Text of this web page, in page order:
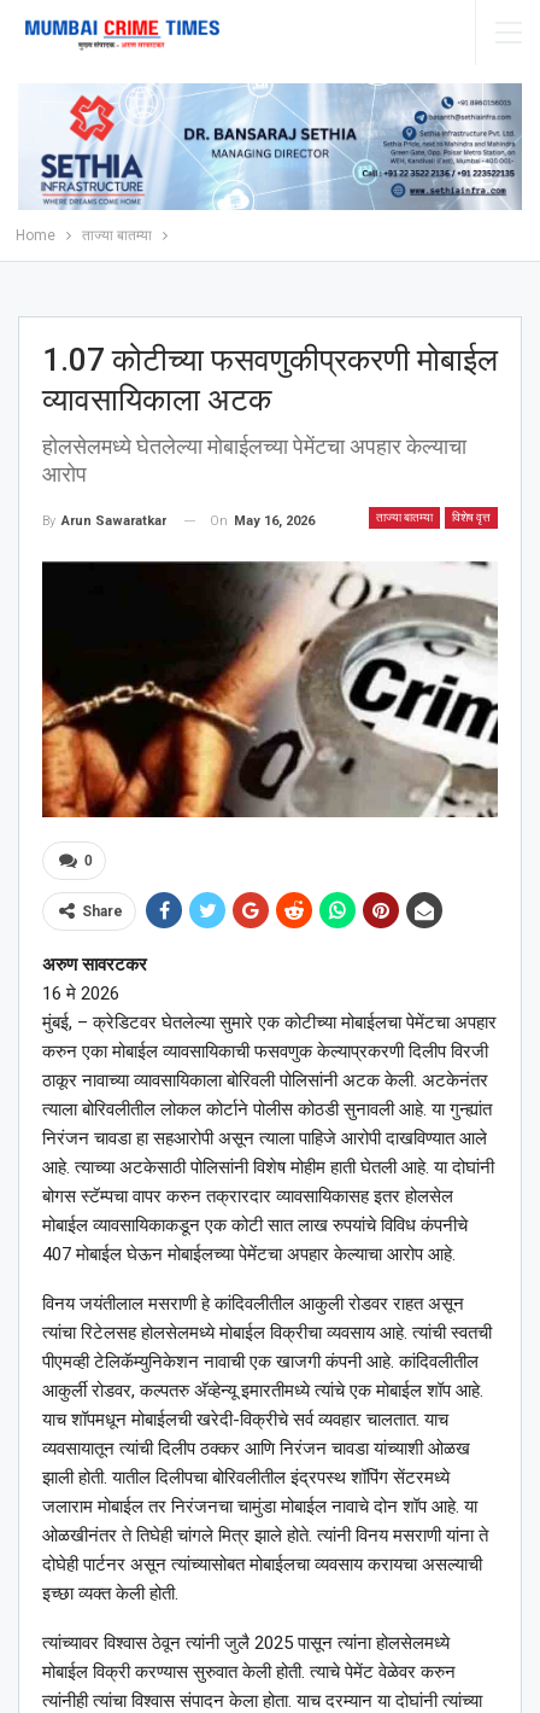
Home ताज्या बातम्या
1.07 कोटीच्या फसवणुकीप्रकरणी मोबाईल
व्यावसायिकाला अटक
होलसेलमध्ये घेतलेल्या मोबाईलच्या पेमेंटचा अपहार केल्याचा
आरोप
ताज्या बातम्या विशेष वृत्त
By Arun Sawaratkar On May 16, 2026
0
Share
अरुण सावरटकर
16 मे 2026
मुंबई, – क्रेडिटवर घेतलेल्या सुमारे एक कोटीच्या मोबाईलचा पेमेंटचा अपहार
करुन एका मोबाईल व्यावसायिकाची फसवणुक केल्याप्रकरणी दिलीप विरजी
ठाकूर नावाच्या व्यावसायिकाला बोरिवली पोलिसांनी अटक केली. अटकेनंतर
त्याला बोरिवलीतील लोकल कोर्टाने पोलीस कोठडी सुनावली आहे. या गुन्ह्यांत
निरंजन चावडा हा सहआरोपी असून त्याला पाहिजे आरोपी दाखविण्यात आले
आहे. त्याच्या अटकेसाठी पोलिसांनी विशेष मोहीम हाती घेतली आहे. या दोघांनी
बोगस स्टॅम्पचा वापर करुन तक्रारदार व्यावसायिकासह इतर होलसेल
मोबाईल व्यावसायिकाकडून एक कोटी सात लाख रुपयांचे विविध कंपनीचे
407 मोबाईल घेऊन मोबाईलच्या पेमेंटचा अपहार केल्याचा आरोप आहे.
विनय जयंतीलाल मसराणी हे कांदिवलीतील आकुली रोडवर राहत असून
त्यांचा रिटेलसह होलसेलमध्ये मोबाईल विक्रीचा व्यवसाय आहे. त्यांची स्वतची
पीएमव्ही टेलिकॅम्युनिकेशन नावाची एक खाजगी कंपनी आहे. कांदिवलीतील
आकुर्ली रोडवर, कल्पतरु अ‍ॅव्हेन्यू इमारतीमध्ये त्यांचे एक मोबाईल शॉप आहे.
याच शॉपमधून मोबाईलची खरेदी-विक्रीचे सर्व व्यवहार चालतात. याच
व्यवसायातून त्यांची दिलीप ठक्कर आणि निरंजन चावडा यांच्याशी ओळख
झाली होती. यातील दिलीपचा बोरिवलीतील इंद्रपस्थ शॉपिंग सेंटरमध्ये
जलाराम मोबाईल तर निरंजनचा चामुंडा मोबाईल नावाचे दोन शॉप आहे. या
ओळखीनंतर ते तिघेही चांगले मित्र झाले होते. त्यांनी विनय मसराणी यांना ते
दोघेही पार्टनर असून त्यांच्यासोबत मोबाईलचा व्यवसाय करायचा असल्याची
इच्छा व्यक्त केली होती.
त्यांच्यावर विश्वास ठेवून त्यांनी जुलै 2025 पासून त्यांना होलसेलमध्ये
मोबाईल विक्री करण्यास सुरुवात केली होती. त्याचे पेमेंट वेळेवर करुन
त्यांनीही त्यांचा विश्वास संपादन केला होता. याच दरम्यान या दोघांनी त्यांच्या